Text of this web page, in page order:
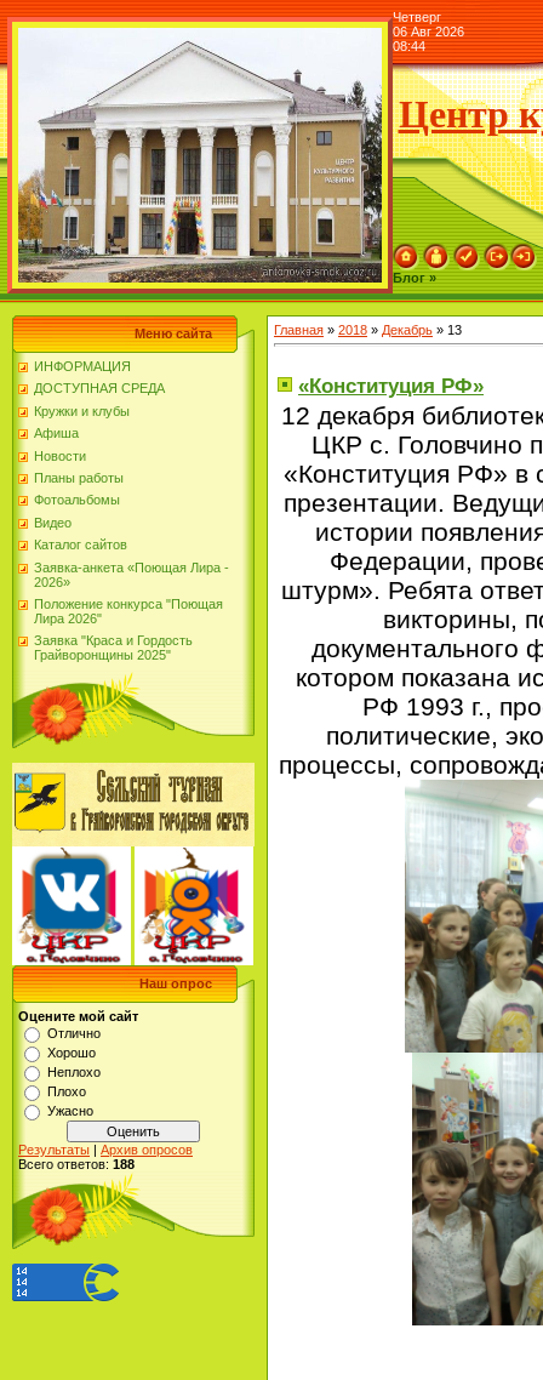
Четверг
06 Авг 2026
08:44
Центр
Блог »
Меню сайта
ИНФОРМАЦИЯ
ДОСТУПНАЯ СРЕДА
Кружки и клубы
Афиша
Новости
Планы работы
Фотоальбомы
Видео
Каталог сайтов
Заявка-анкета «Поющая Лира -
2026»
Положение конкурса "Поющая
Лира 2026"
Заявка "Краса и Гордость
Грайворонщины 2025"
Наш опрос
Оцените мой сайт
Отлично
Хорошо
Неплохо
Плохо
Ужасно
Результаты | Архив опросов
Всего ответов: 188
Главная » 2018 » Декабрь » 13
«Конституция РФ»
12 декабря
ЦКР с. Головчино
«Конституция РФ» в
презентации.
истории
Федерации,
штурм». Ребята
викторины,
документального
котором показана
РФ 1993 г.,
политические,
процессы,